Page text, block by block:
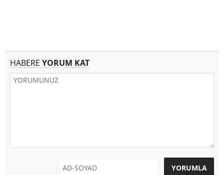
HABERE YORUM KAT